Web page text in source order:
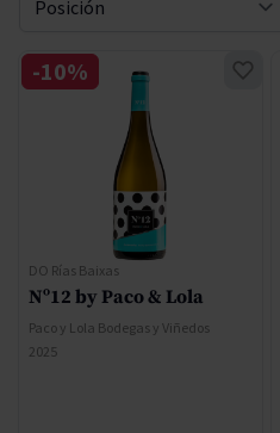
Ordenar por
DO Rías Baixas
Nº12 by Paco & Lola
Paco y Lola Bodegas y Viñedos
2025
-10%